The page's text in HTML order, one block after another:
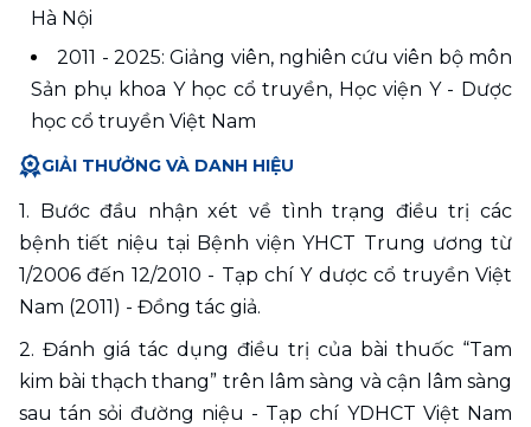
Hà Nội
2011 - 2025: Giảng viên, nghiên cứu viên bộ môn
Sản phụ khoa Y học cổ truyền, Học viện Y - Dược
GIẢI THƯỞNG VÀ DANH HIỆU
1. Bước đầu nhận xét về tình trạng điều trị các
bệnh tiết niệu tại Bệnh viện YHCT Trung ương từ
1/2006 đến 12/2010 - Tạp chí Y dược cổ truyền Việt
Nam (2011) - Đồng tác giả.
2. Đánh giá tác dụng điều trị của bài thuốc “Tam
kim bài thạch thang” trên lâm sàng và cận lâm sàng
sau tán sỏi đường niệu - Tạp chí YDHCT Việt Nam